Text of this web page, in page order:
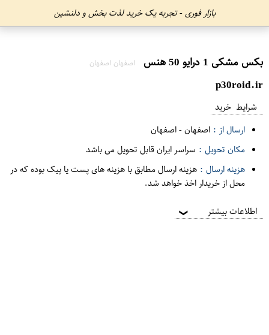
بازار فوری - تجربه یک خرید لذت بخش و دلنشین
بکس مشکی 1 درایو 50 هنس اصفهان اصفهان
p30roid.ir
شرایط خرید
ارسال از : اصفهان-اصفهان
مکان تحویل : سراسر ایران قابل تحویل می باشد
هزینه ارسال : هزینه ارسال مطابق با هزینه های پست یا پیک بوده که در
محل از خریدار اخذ خواهد شد.
اطلاعات بیشتر ❯